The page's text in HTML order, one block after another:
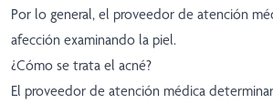
Por lo general, el proveedor de atención
afección examinando la piel.
¿Cómo se trata el acné?
El proveedor de atención médica